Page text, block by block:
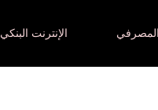
الإنترنت البنكي